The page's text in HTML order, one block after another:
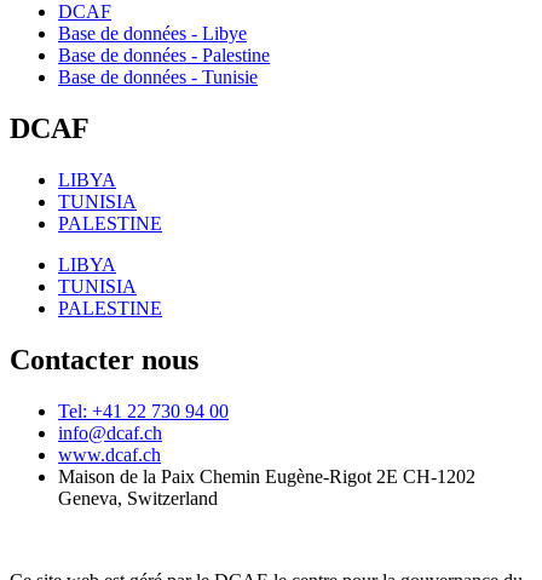
DCAF
Base de données - Libye
Base de données - Palestine
Base de données - Tunisie
DCAF
LIBYA
TUNISIA
PALESTINE
LIBYA
TUNISIA
PALESTINE
Contacter nous
Tel: +41 22 730 94 00
info@dcaf.ch
www.dcaf.ch
Maison de la Paix Chemin Eugène-Rigot 2E CH-1202
Geneva, Switzerland